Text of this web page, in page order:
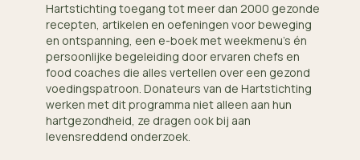
Hartstichting toegang tot meer dan 2000 gezonde
recepten, artikelen en oefeningen voor beweging
en ontspanning, een e-boek met weekmenu’s én
persoonlijke begeleiding door ervaren chefs en
food coaches die alles vertellen over een gezond
voedingspatroon. Donateurs van de Hartstichting
werken met dit programma niet alleen aan hun
hartgezondheid, ze dragen ook bij aan
levensreddend onderzoek.